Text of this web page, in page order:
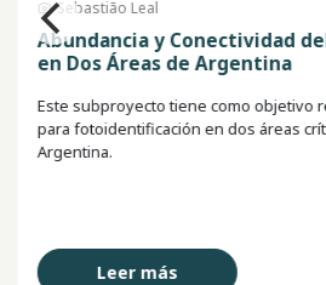
Sebastião Leal
Abundancia y Conectividad
en Dos Áreas de Argentina
Este subproyecto tiene como objetivo
para fotoidentificación en dos áreas
Argentina.
Leer más